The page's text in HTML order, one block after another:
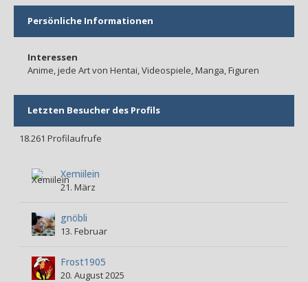
Persönliche Informationen
Interessen
Anime, jede Art von Hentai, Videospiele, Manga, Figuren
Letzten Besucher des Profils
18.261 Profilaufrufe
Xemiilein
21. März
gnöbli
13. Februar
Frost1905
20. August 2025